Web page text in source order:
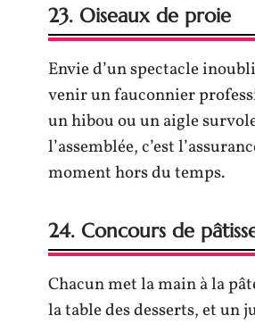
23. Oiseaux de proie
Envie d’un spectacle
venir un fauconnier
un hibou ou un aigle
l’assemblée, c’est
moment hors du temps.
24. Concours de
Chacun met la main à la
la table des desserts, et un